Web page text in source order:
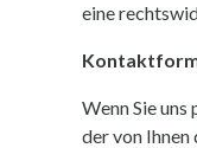
eine
Wenn Sie
der von